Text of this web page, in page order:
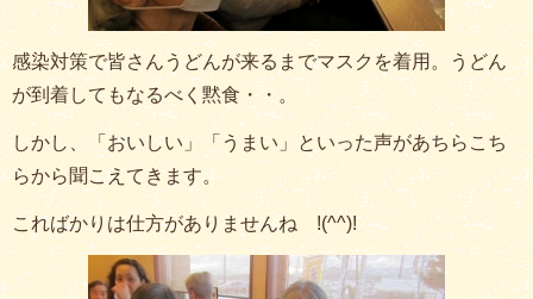
感染対策で皆さんうどんが来るまでマスクを着用。うどん
が到着してもなるべく黙食・・。
しかし、「おいしい」「うまい」といった声があちらこち
らから聞こえてきます。
こればかりは仕方がありませんね !(^^)!